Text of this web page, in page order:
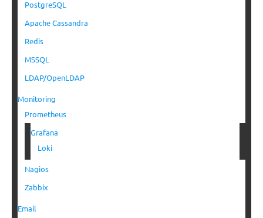
PostgreSQL
Apache Cassandra
Redis
MSSQL
LDAP/OpenLDAP
Monitoring
Prometheus
Grafana
Loki
Nagios
Zabbix
Email